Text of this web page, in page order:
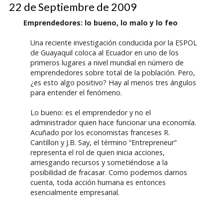
22 de Septiembre de 2009
Emprendedores: lo bueno, lo malo y lo feo
Una reciente investigación conducida por la ESPOL
de Guayaquil coloca al Ecuador en uno de los
primeros lugares a nivel mundial en número de
emprendedores sobre total de la población. Pero,
¿es esto algo positivo? Hay al menos tres ángulos
para entender el fenómeno.
Lo bueno: es el emprendedor y no el
administrador quien hace funcionar una economía.
Acuñado por los economistas franceses R.
Cantillon y J.B. Say, el término “Entrepreneur”
representa el rol de quien inicia acciones,
arriesgando recursos y sometiéndose a la
posibilidad de fracasar. Como podemos darnos
cuenta, toda acción humana es entonces
esencialmente empresarial.